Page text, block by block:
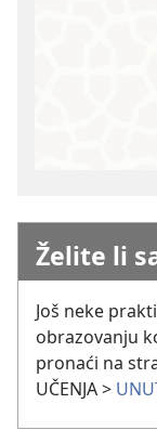
Želite li
Još neke
obrazovanju
pronaći na
UČENJA >